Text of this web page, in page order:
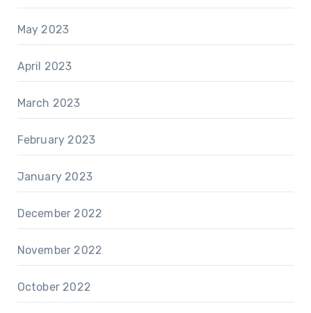
May 2023
April 2023
March 2023
February 2023
January 2023
December 2022
November 2022
October 2022